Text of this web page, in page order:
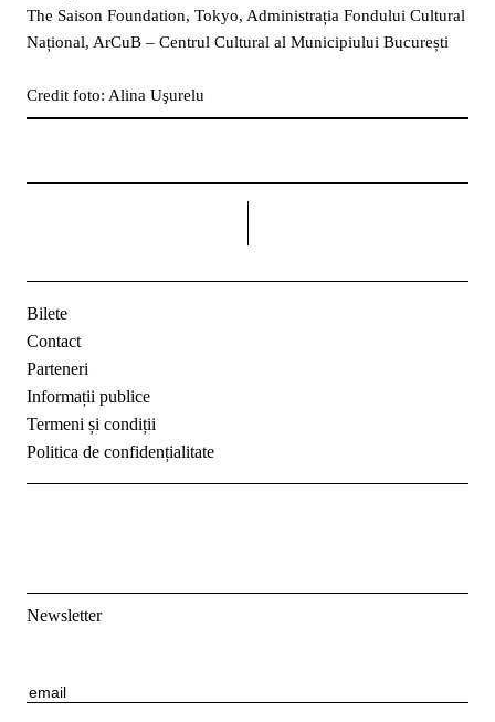
The Saison Foundation, Tokyo, Administrația Fondului Cultural
Național, ArCuB – Centrul Cultural al Municipiului București
Credit foto: Alina Uşurelu
Bilete
Contact
Parteneri
Informații publice
Termeni și condiții
Politica de confidențialitate
Newsletter
E